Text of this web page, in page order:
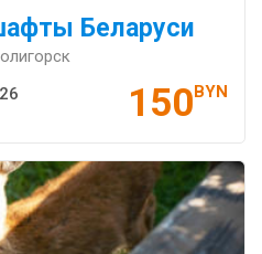
Беларуси
150BYN